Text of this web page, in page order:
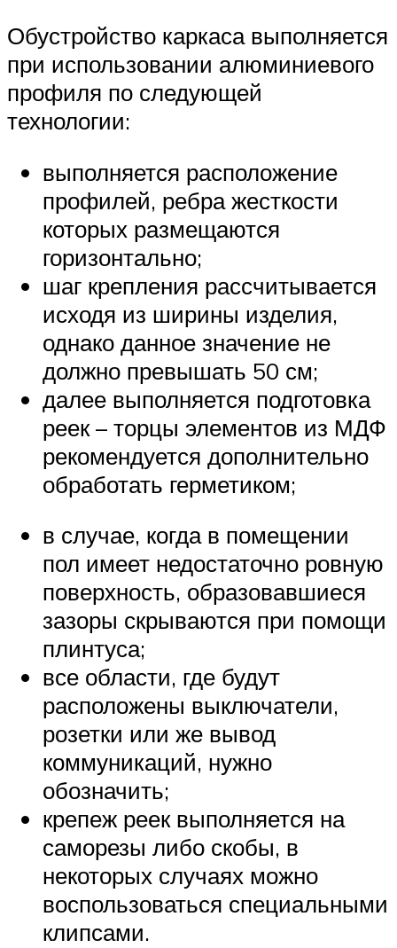
Обустройство каркаса выполняется
при использовании алюминиевого
профиля по следующей
технологии:
выполняется расположение
профилей, ребра жесткости
которых размещаются
горизонтально;
шаг крепления рассчитывается
исходя из ширины изделия,
однако данное значение не
должно превышать 50 см;
далее выполняется подготовка
реек – торцы элементов из МДФ
рекомендуется дополнительно
обработать герметиком;
в случае, когда в помещении
пол имеет недостаточно ровную
поверхность, образовавшиеся
зазоры скрываются при помощи
плинтуса;
все области, где будут
расположены выключатели,
розетки или же вывод
коммуникаций, нужно
обозначить;
крепеж реек выполняется на
саморезы либо скобы, в
некоторых случаях можно
воспользоваться специальными
клипсами.